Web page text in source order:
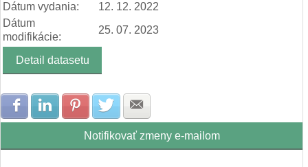
Dátum vydania:
12. 12. 2022
Dátum
modifikácie:
25. 07. 2023
Detail datasetu
Zdielať na Facebook
Zdielať na LinkedIn
Zdielať na Pinterest
Zdielať na Twitter
Notifikovať zmeny e-mailom